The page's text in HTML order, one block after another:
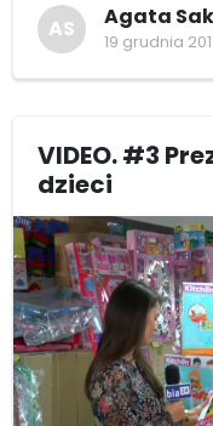
AS Agata
19 grudnia
VIDEO. #3
dzieci